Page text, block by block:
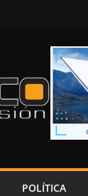
POLÍTICA